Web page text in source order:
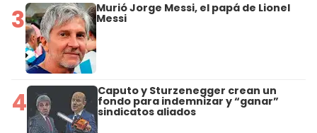
3 Murió Jorge Messi, el papá de Lionel
Messi
4 Caputo y Sturzenegger crean un
fondo para indemnizar y “ganar”
sindicatos aliados